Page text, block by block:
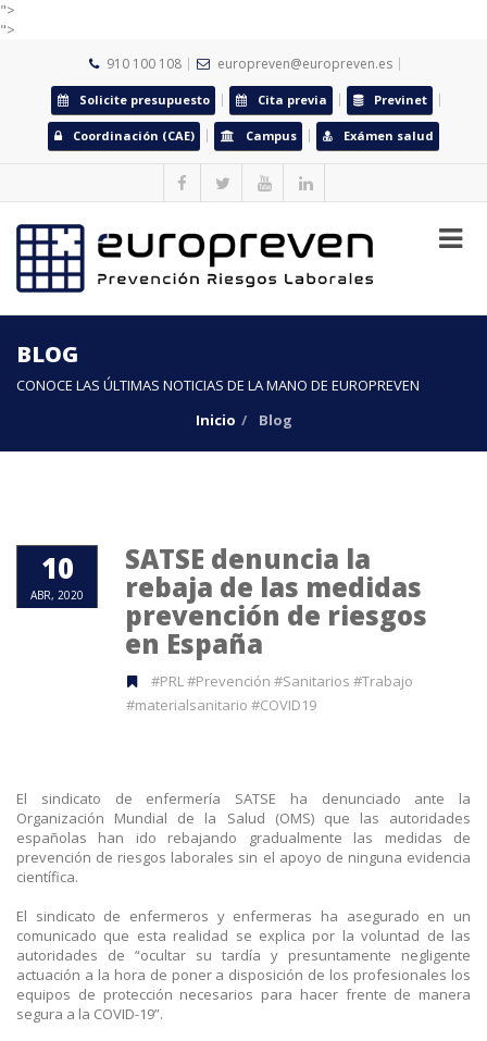
">
">
910 100 108 europreven@europreven.es
Solicite presupuesto Cita previa Previnet
Coordinación (CAE) Campus Exámen salud
BLOG
CONOCE LAS ÚLTIMAS NOTICIAS DE LA MANO DE EUROPREVEN
Inicio
Blog
10
ABR, 2020
SATSE denuncia la
rebaja de las medidas
prevención de riesgos
en España
#PRL #Prevención #Sanitarios #Trabajo
#materialsanitario #COVID19
El sindicato de enfermería SATSE ha denunciado ante la
Organización Mundial de la Salud (OMS) que las autoridades
españolas han ido rebajando gradualmente las medidas de
prevención de riesgos laborales sin el apoyo de ninguna evidencia
científica.
El sindicato de enfermeros y enfermeras ha asegurado en un
comunicado que esta realidad se explica por la voluntad de las
autoridades de “ocultar su tardía y presuntamente negligente
actuación a la hora de poner a disposición de los profesionales los
equipos de protección necesarios para hacer frente de manera
segura a la COVID-19”.